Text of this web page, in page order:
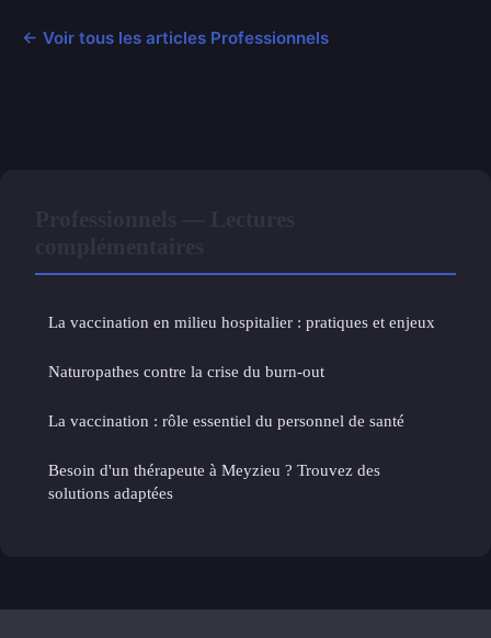
← Voir tous les articles Professionnels
La vaccination en milieu hospitalier : pratiques et enjeux
Naturopathes contre la crise du burn-out
La vaccination : rôle essentiel du personnel de santé
Besoin d'un thérapeute à Meyzieu ? Trouvez des
solutions adaptées